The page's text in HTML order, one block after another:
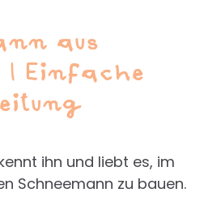
aus
| Einfache
ihn und liebt es, im
Schneemann zu bauen.